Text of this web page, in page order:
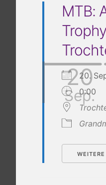
20
Sep.
MTB:
Trophy
20.
0:00